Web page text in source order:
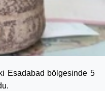
Esadabad bölgesinde 5